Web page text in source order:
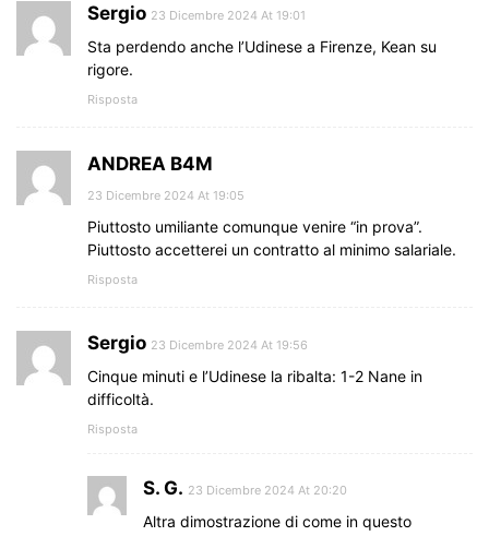
Sergio 23 Dicembre 2024 At 19:01
Sta perdendo anche l’Udinese a Firenze, Kean su
rigore.
Risposta
ANDREA B4M
23 Dicembre 2024 At 19:05
Piuttosto umiliante comunque venire “in prova”.
Piuttosto accetterei un contratto al minimo salariale.
Risposta
Sergio 23 Dicembre 2024 At 19:56
Cinque minuti e l’Udinese la ribalta: 1-2 Nane in
difficoltà.
Risposta
S. G. 23 Dicembre 2024 At 20:20
Altra dimostrazione di come in questo